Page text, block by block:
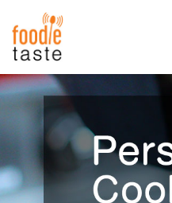
สูตรอาหาร
สูตรอาหารล่าสุด
Top Foodie
พาไปชิม
สารพันก้นครัว